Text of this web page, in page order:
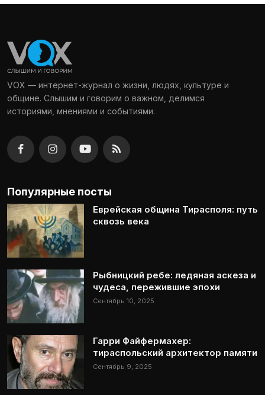
VOX — интернет-журнал о жизни, людях, культуре и
общине. Слышим и говорим о важном, делимся
историями, мнениями и событиями.
Популярные посты
Еврейская община Тирасполя: путь
сквозь века
Рыбницкий ребе: ледяная аскеза и
чудеса, пережившие эпохи
Сентябрь 10, 2025
Гарри Файфермахер:
тираспольский архитектор памяти
Сентябрь 9, 2025